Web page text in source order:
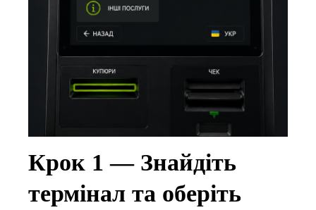
Крок 1 — Знайдіть
термінал та оберіть